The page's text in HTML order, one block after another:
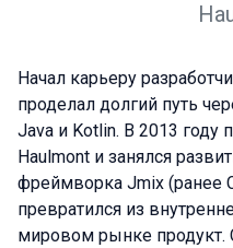
Начал карьеру
проделал долгий путь
Java и Kotlin. В 2013 году
Haulmont и занялся
фреймворка Jmix (ранее
превратился из
мировом рынке продукт.